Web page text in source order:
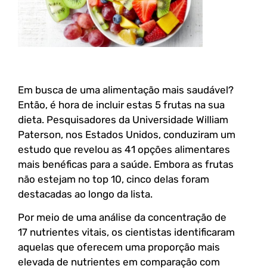
Em busca de uma alimentação mais saudável?
Então, é hora de incluir estas 5 frutas na sua
dieta. Pesquisadores da Universidade William
Paterson, nos Estados Unidos, conduziram um
estudo que revelou as 41 opções alimentares
mais benéficas para a saúde. Embora as frutas
não estejam no top 10, cinco delas foram
destacadas ao longo da lista.
Por meio de uma análise da concentração de
17 nutrientes vitais, os cientistas identificaram
aquelas que oferecem uma proporção mais
elevada de nutrientes em comparação com